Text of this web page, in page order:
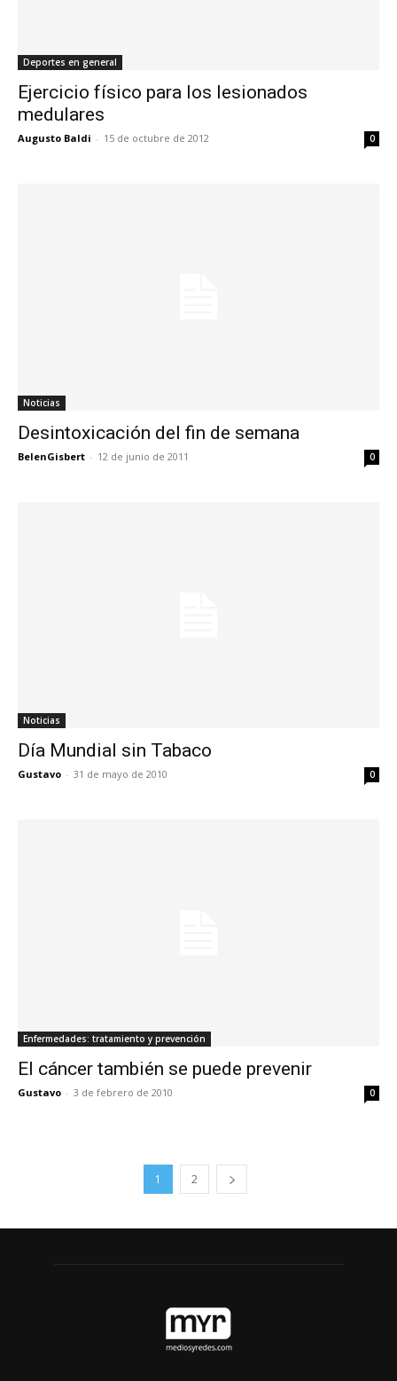
Deportes en general
Ejercicio físico para los lesionados
medulares
Augusto Baldi - 15 de octubre de 2012 0
Noticias
Desintoxicación del fin de semana
BelenGisbert - 12 de junio de 2011 0
Noticias
Día Mundial sin Tabaco
Gustavo - 31 de mayo de 2010 0
Enfermedades: tratamiento y prevención
El cáncer también se puede prevenir
Gustavo - 3 de febrero de 2010 0
1 2